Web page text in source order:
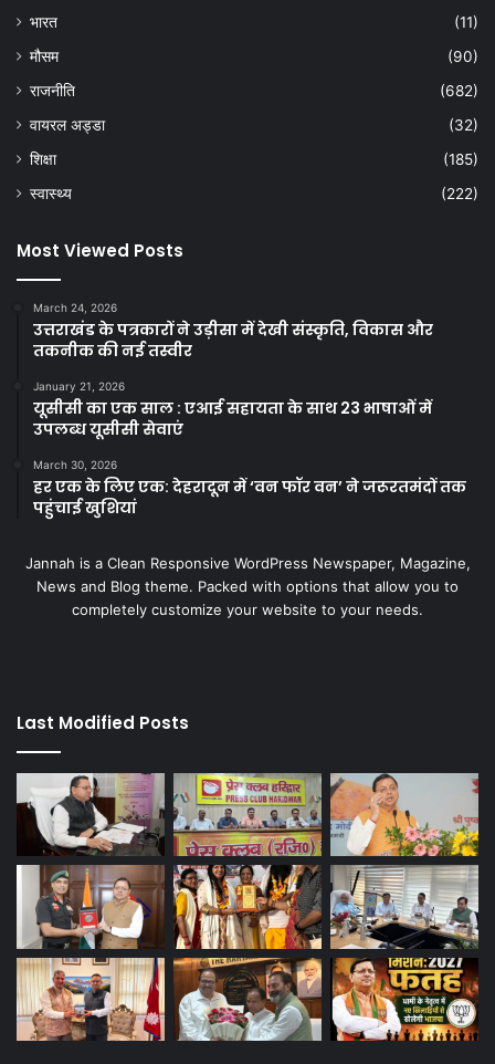
भारत
(11)
मौसम
(90)
राजनीति
(682)
वायरल अड्डा
(32)
शिक्षा
(185)
स्वास्थ्य
(222)
Most Viewed Posts
March 24, 2026
उत्तराखंड के पत्रकारों ने उड़ीसा में देखी संस्कृति, विकास और
तकनीक की नई तस्वीर
January 21, 2026
यूसीसी का एक साल : एआई सहायता के साथ 23 भाषाओं में
उपलब्ध यूसीसी सेवाएं
March 30, 2026
हर एक के लिए एक: देहरादून में ‘वन फॉर वन’ ने जरूरतमंदों तक
पहुंचाई खुशियां
Jannah is a Clean Responsive WordPress Newspaper, Magazine,
News and Blog theme. Packed with options that allow you to
completely customize your website to your needs.
Last Modified Posts